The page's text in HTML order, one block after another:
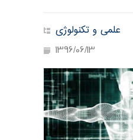
علمی و تکنولوژی
1396/06/13